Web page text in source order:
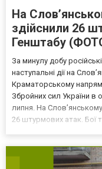
На
здійснили 26
Генштабу
За минулу добу
наступальні дії на
Краматорському
Збройних сил України в
липня. На
26 штурмових атак. Бої